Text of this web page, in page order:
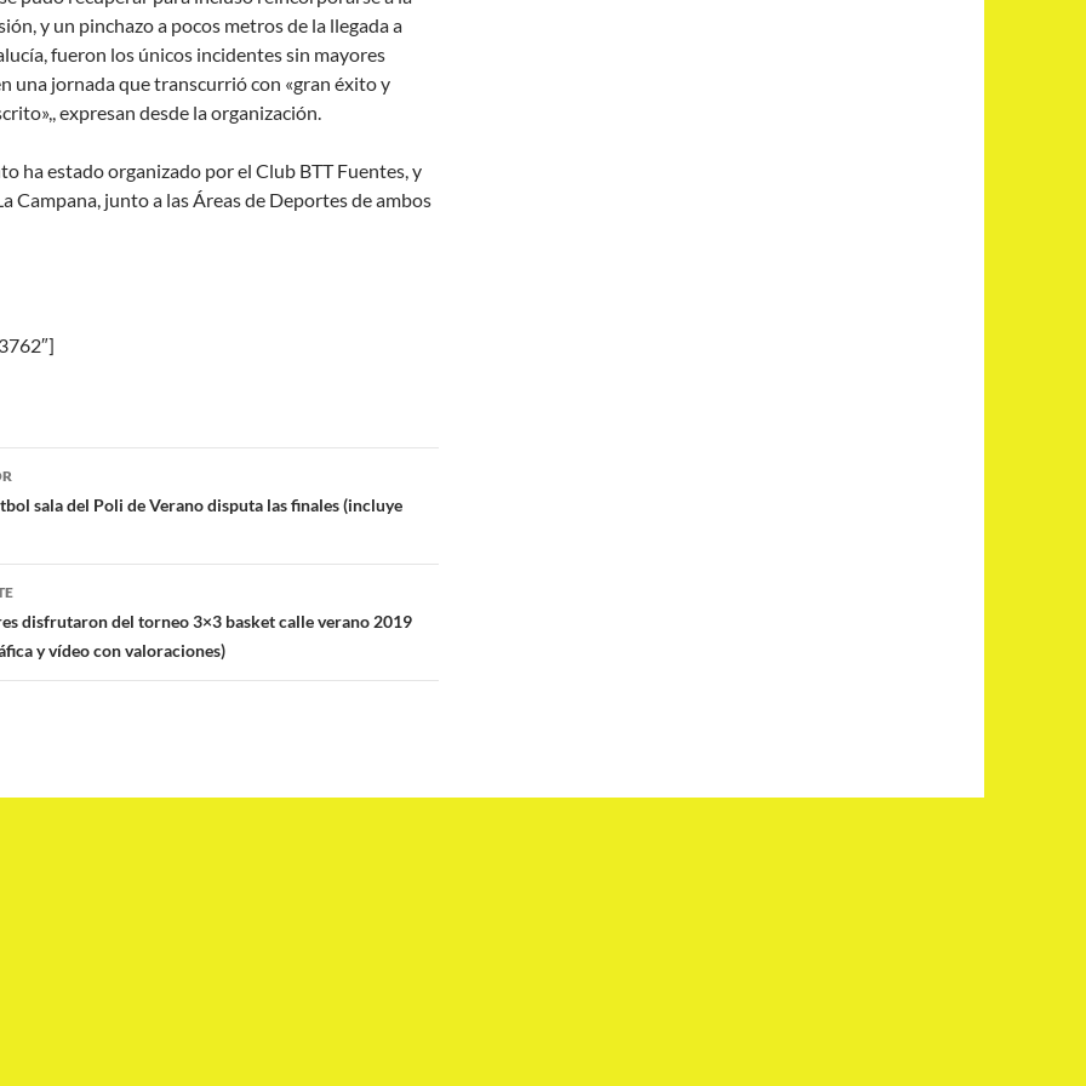
y un pinchazo a pocos metros de la llegada a
fueron los únicos incidentes sin mayores
una jornada que transcurrió con «gran éxito y
expresan desde la organización.
ha estado organizado por el Club BTT Fuentes, y
Campana, junto a las Áreas de Deportes de ambos
sala del Poli de Verano disputa las finales (incluye
disfrutaron del torneo 3×3 basket calle verano 2019
y vídeo con valoraciones)